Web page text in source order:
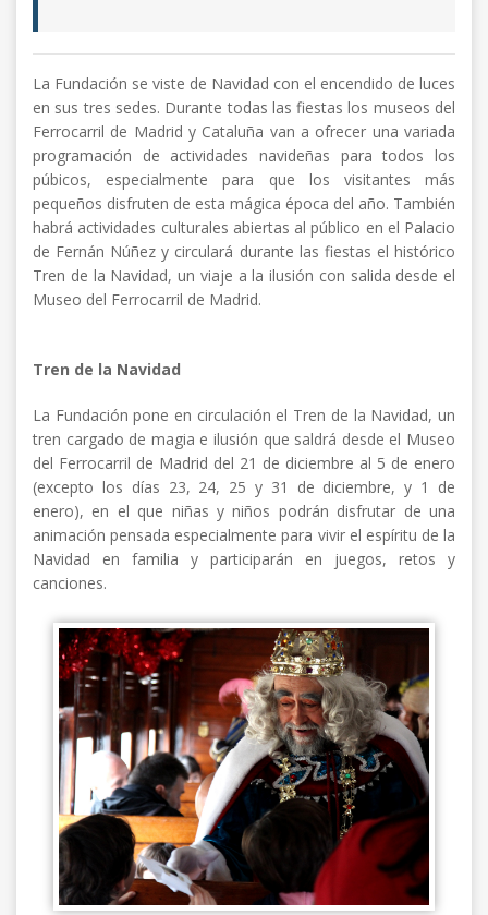
La Fundación se viste de Navidad con el encendido de luces
en sus tres sedes. Durante todas las fiestas los museos del
Ferrocarril de Madrid y Cataluña van a ofrecer una variada
programación de actividades navideñas para todos los
púbicos, especialmente para que los visitantes más
pequeños disfruten de esta mágica época del año. También
habrá actividades culturales abiertas al público en el Palacio
de Fernán Núñez y circulará durante las fiestas el histórico
Tren de la Navidad, un viaje a la ilusión con salida desde el
Museo del Ferrocarril de Madrid.
Tren de la Navidad
La Fundación pone en circulación el Tren de la Navidad, un
tren cargado de magia e ilusión que saldrá desde el Museo
del Ferrocarril de Madrid del 21 de diciembre al 5 de enero
(excepto los días 23, 24, 25 y 31 de diciembre, y 1 de
enero), en el que niñas y niños podrán disfrutar de una
animación pensada especialmente para vivir el espíritu de la
Navidad en familia y participarán en juegos, retos y
canciones.